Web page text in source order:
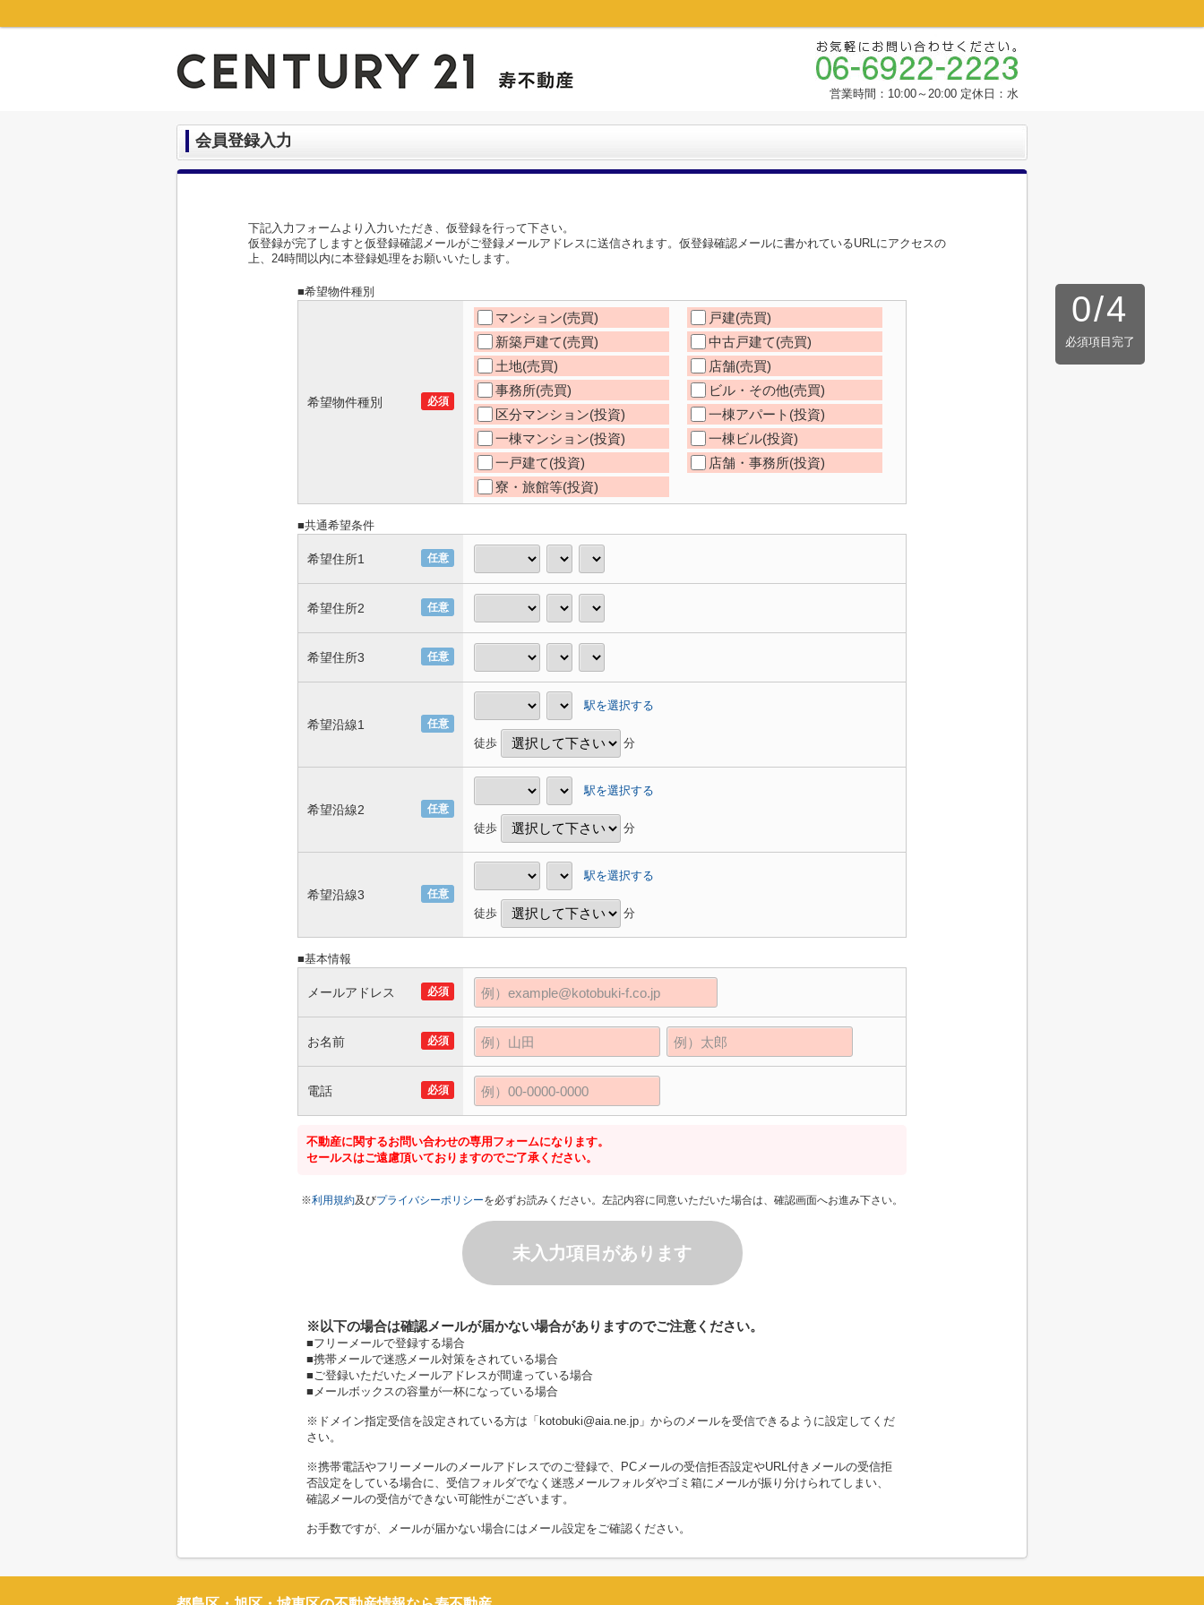
営業時間：10:00～20:00 定休日：水
会員登録入力
下記入力フォームより入力いただき、仮登録を行って下さい。
仮登録が完了しますと仮登録確認メールがご登録メールアドレスに送信されます。仮登録確認メールに書かれているURLにアクセスの
上、24時間以内に本登録処理をお願いいたします。
0/4
必須項目完了
■希望物件種別
希望物件種別 必須
マンション(売買)
戸建(売買)
新築戸建て(売買)
中古戸建て(売買)
土地(売買)
店舗(売買)
事務所(売買)
ビル・その他(売買)
区分マンション(投資)
一棟アパート(投資)
一棟マンション(投資)
一棟ビル(投資)
一戸建て(投資)
店舗・事務所(投資)
寮・旅館等(投資)
■共通希望条件
希望住所1 任意
希望住所2 任意
希望住所3 任意
希望沿線1 任意
駅を選択する
徒歩 分
希望沿線2 任意
駅を選択する
徒歩 分
希望沿線3 任意
駅を選択する
徒歩 分
■基本情報
メールアドレス 必須
お名前 必須
電話 必須
不動産に関するお問い合わせの専用フォームになります。
セールスはご遠慮頂いておりますのでご了承ください。
※利用規約及びプライバシーポリシーを必ずお読みください。左記内容に同意いただいた場合は、確認画面へお進み下さい。
未入力項目があります
※以下の場合は確認メールが届かない場合がありますのでご注意ください。
■フリーメールで登録する場合
■携帯メールで迷惑メール対策をされている場合
■ご登録いただいたメールアドレスが間違っている場合
■メールボックスの容量が一杯になっている場合
※ドメイン指定受信を設定されている方は「kotobuki@aia.ne.jp」からのメールを受信できるように設定してくだ
さい。
※携帯電話やフリーメールのメールアドレスでのご登録で、PCメールの受信拒否設定やURL付きメールの受信拒
否設定をしている場合に、受信フォルダでなく迷惑メールフォルダやゴミ箱にメールが振り分けられてしまい、
確認メールの受信ができない可能性がございます。
お手数ですが、メールが届かない場合にはメール設定をご確認ください。